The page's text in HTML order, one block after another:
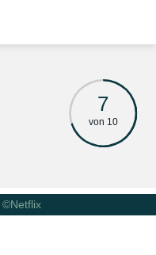
7
von 10
©Netflix